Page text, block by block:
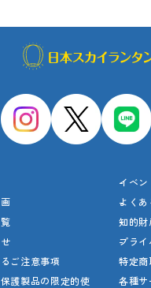
イベ
よく
知的
プラ
ご注意事項
特定
護製品の限定的使
各種サ